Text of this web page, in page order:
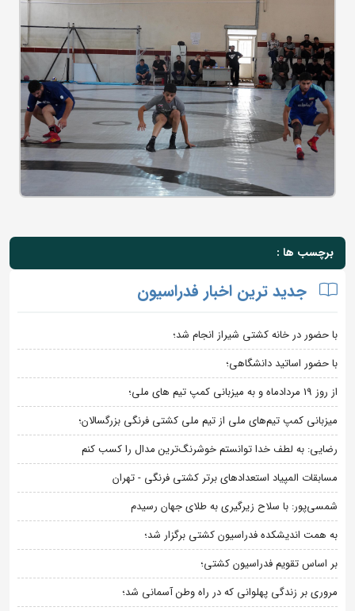
برچسب ها :
جدید ترین اخبار فدراسیون
با حضور در خانه کشتی شیراز انجام شد؛
با حضور اساتید دانشگاهی؛
از روز 19 مردادماه و به میزبانی کمپ تیم های ملی؛
میزبانی کمپ تیم‌های ملی از تیم ملی کشتی فرنگی بزرگسالان؛
رضایی: به لطف خدا توانستم خوشرنگ‌ترین مدال را کسب کنم
مسابقات المپیاد استعدادهای برتر کشتی فرنگی - تهران
شمسی‌پور: با سلاح زیرگیری به طلای جهان رسیدم
به همت اندیشکده فدراسیون کشتی برگزار شد؛
بر اساس تقویم فدراسیون کشتی؛
مروری بر زندگی پهلوانی که در راه وطن آسمانی شد؛